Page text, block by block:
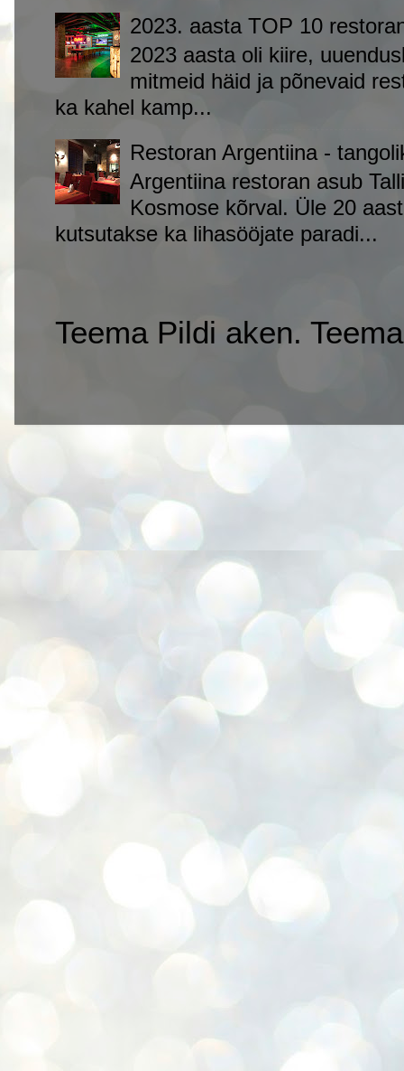
2023. aasta TOP 10
2023 aasta oli kiire,
mitmeid häid ja põnevaid
ka kahel kamp...
Restoran Argentiina -
Argentiina restoran asub
Kosmose kõrval. Üle 20
kutsutakse ka lihasööjate paradi...
Teema Pildi aken.